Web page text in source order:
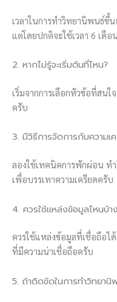
เวลาในการทำวิทยานิพนธ์
แต่โดยปกติจะใช้เวลา 6 เดื
2. หากไม่รู้จะเริ่มต้นที่ไหน?
เริ่มจากการเลือกหัวข้อที่สน
ครับ
3. มีวิธีการจัดการกับความเ
ลองใช้เทคนิคการพักผ่อน
เพื่อบรรเทาความเครียดครับ
4. ควรใช้แหล่งข้อมูลไหนบ้า
ควรใช้แหล่งข้อมูลที่เชื่อถือไ
ที่มีความน่าเชื่อถือครับ
5. ถ้าติดขัดในการทำวิทยานิ